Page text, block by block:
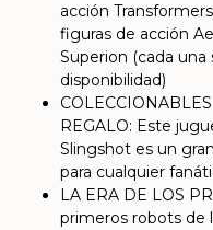
acción
figuras de acción
Superion (cada una
disponibilidad)
REGALO: Este
Slingshot es un
para cualquier
LA ERA DE LOS
primeros robots de